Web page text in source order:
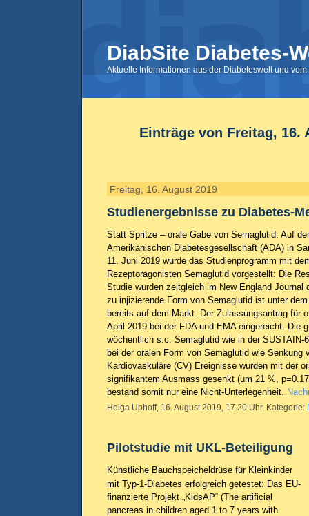
DiabSite Diabetes-
Aktuelle Informationen aus der Diabeteswelt und
Einträge von Freitag, 16.
Freitag, 16. August 2019
Studienergebnisse zu Diabetes-
Statt Spritze – orale Gabe von Semaglutid: Auf
Amerikanischen Diabetesgesellschaft (ADA) in
11. Juni 2019 wurde das Studienprogramm mit
Rezeptoragonisten Semaglutid vorgestellt: Die
Studie wurden zeitgleich im New England Journal
zu injizierende Form von Semaglutid ist unter
bereits auf dem Markt. Der Zulassungsantrag für
April 2019 bei der FDA und EMA eingereicht. Die
wöchentlich s.c. Semaglutid wie in der SUSTAIN-
bei der oralen Form von Semaglutid wie Senkung
Kardiovaskuläre (CV) Ereignisse wurden mit der
signifikantem Ausmass gesenkt (um 21 %,
bestand somit nur eine Nicht-Unterlegenheit.
Helga Uphoff, 16. August 2019, 17.20 Uhr, Kategorie:
Pilotstudie mit UKL-Beteiligung
Künstliche Bauchspeicheldrüse für Kleinkinder
mit Typ-1-Diabetes erfolgreich getestet: Das EU-
finanzierte Projekt „KidsAP“ (The artificial
pancreas in children aged 1 to 7 years with